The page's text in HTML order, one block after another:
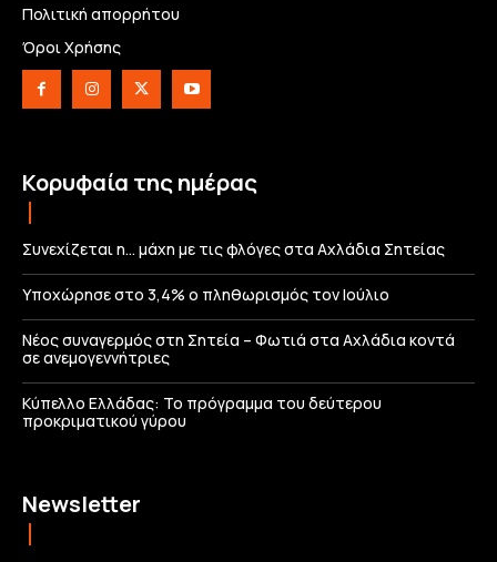
Πολιτική απορρήτου
Όροι Χρήσης
Κορυφαία της ημέρας
Συνεχίζεται η… μάχη με τις φλόγες στα Αχλάδια Σητείας
Υποχώρησε στο 3,4% ο πληθωρισμός τον Ιούλιο
Νέος συναγερμός στη Σητεία – Φωτιά στα Αχλάδια κοντά
σε ανεμογεννήτριες
Κύπελλο Ελλάδας: Το πρόγραμμα του δεύτερου
προκριματικού γύρου
Newsletter